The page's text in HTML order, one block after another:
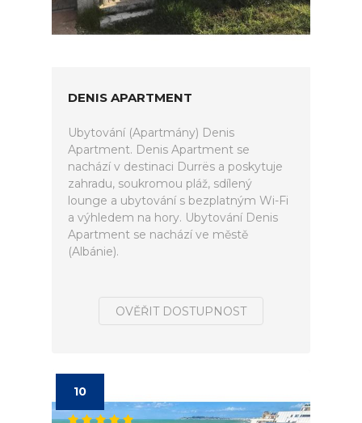
DENIS APARTMENT
Ubytování (Apartmány) Denis
Apartment. Denis Apartment se
nachází v destinaci Durrës a poskytuje
zahradu, soukromou pláž, sdílený
lounge a ubytování s bezplatným Wi-Fi
a výhledem na hory. Ubytování Denis
Apartment se nachází ve městě
(Albánie).
OVĚŘIT DOSTUPNOST
10